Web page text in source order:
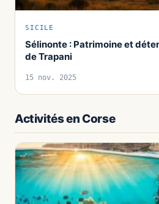
SICILE
Sélinonte : Patrimoine et
de Trapani
15 nov. 2025
Activités en Corse